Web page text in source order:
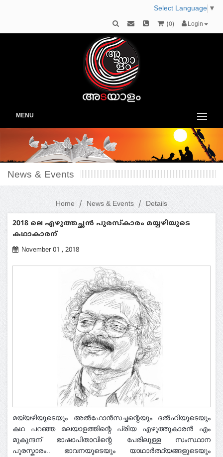
Select Language ▼
(0) Login
MENU
News & Events
Home News & Events Details
2018 ലെ എഴുത്തച്ഛൻ പുരസ്കാരം മയ്യഴിയുടെ
കഥാകാരന്
November 01 , 2018
മയ്യഴിയുടെയും അൽഫോൻസച്ചന്റെയും ദൽഹിയുടെയും
കഥ പറഞ്ഞ മലയാളത്തിന്റെ പ്രിയ എഴുത്തുകാരൻ എം
മുകുന്ദന് ഭാഷാപിതാവിന്റെ പേരിലുള്ള സംസ്ഥാന
പുരസ്കാരം.. ഭാവനയുടെയും യാഥാർത്ഥ്യങ്ങളുടെയും